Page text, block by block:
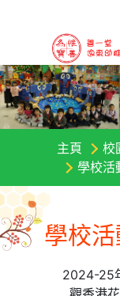
主頁
校
學校活
學校
2024-25